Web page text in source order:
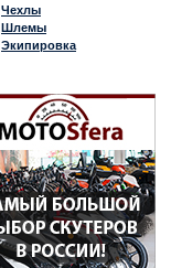
Чехлы
Шлемы
Экипировка